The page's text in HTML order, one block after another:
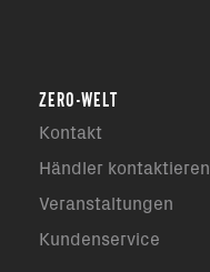
ZERO-WELT
Kontakt
Händler kontaktieren
Veranstaltungen
Kundenservice